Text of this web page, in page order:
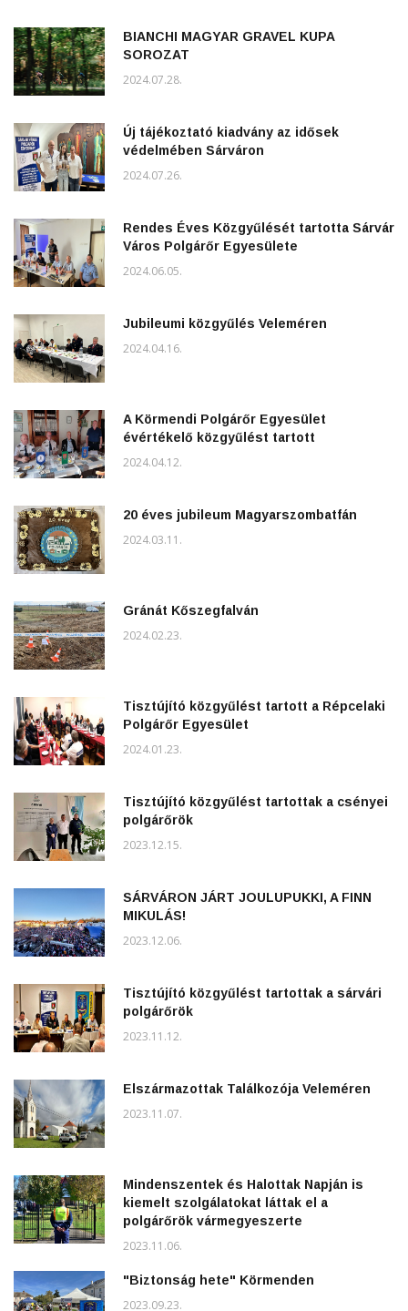
BIANCHI MAGYAR GRAVEL KUPA
SOROZAT
2024.07.28.
Új tájékoztató kiadvány az idősek
védelmében Sárváron
2024.07.26.
Rendes Éves Közgyűlését tartotta Sárvár
Város Polgárőr Egyesülete
2024.06.05.
Jubileumi közgyűlés Veleméren
2024.04.16.
A Körmendi Polgárőr Egyesület
évértékelő közgyűlést tartott
2024.04.12.
20 éves jubileum Magyarszombatfán
2024.03.11.
Gránát Kőszegfalván
2024.02.23.
Tisztújító közgyűlést tartott a Répcelaki
Polgárőr Egyesület
2024.01.23.
Tisztújító közgyűlést tartottak a csényei
polgárőrök
2023.12.15.
SÁRVÁRON JÁRT JOULUPUKKI, A FINN
MIKULÁS!
2023.12.06.
Tisztújító közgyűlést tartottak a sárvári
polgárőrök
2023.11.12.
Elszármazottak Találkozója Veleméren
2023.11.07.
Mindenszentek és Halottak Napján is
kiemelt szolgálatokat láttak el a
polgárőrök vármegyeszerte
2023.11.06.
"Biztonság hete" Körmenden
2023.09.23.